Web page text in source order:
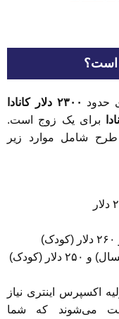
است؟
حدود ۲۳۰۰ دلار کانادا
برای یک زوج است.
شامل موارد زیر
اکسپرس اینتری نیاز
می‌شوند که شما